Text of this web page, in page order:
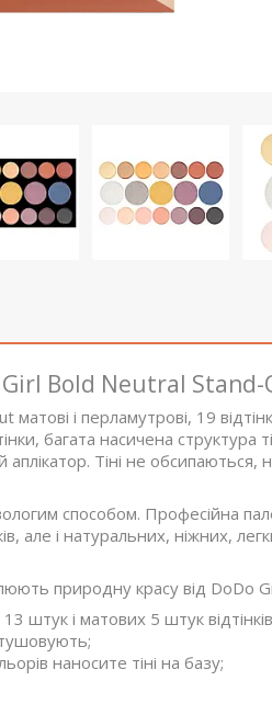
Girl Bold Neutral
і перламутрові, 19
багата насичена структура
аплікатор. Тіні не обсипаються,
способом. Професійна
але і натуральних, ніжних,
природну красу від DoDo
штук і матових 5 штук
наносите тіні на базу;